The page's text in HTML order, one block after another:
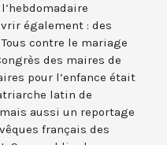
également : des
contre le mariage
des maires de
pour l’enfance était
latin de
aussi un reportage
français des